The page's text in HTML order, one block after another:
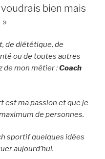
bien mais
de diététique, de
ou de toutes autres
de mon métier :Coach
est ma passion et que je
de personnes.
sportif quelques idées
aujourd’hui.